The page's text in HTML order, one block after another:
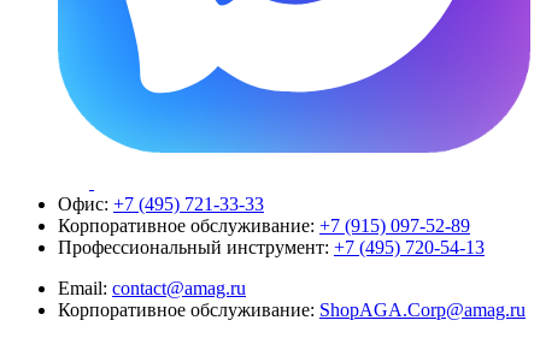
Офис: +7 (495) 721-33-33
Корпоративное обслуживание: +7 (915) 097-52-89
Профессиональный инструмент: +7 (495) 720-54-13
Email: contact@amag.ru
Корпоративное обслуживание: ShopAGA.Corp@amag.ru